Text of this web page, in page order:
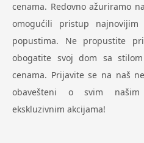
cenama. Redovno ažuriramo
omogućili pristup
popustima. Ne propustite
obogatite svoj dom sa
cenama. Prijavite se na naš
obavešteni o svim
ekskluzivnim akcijama!